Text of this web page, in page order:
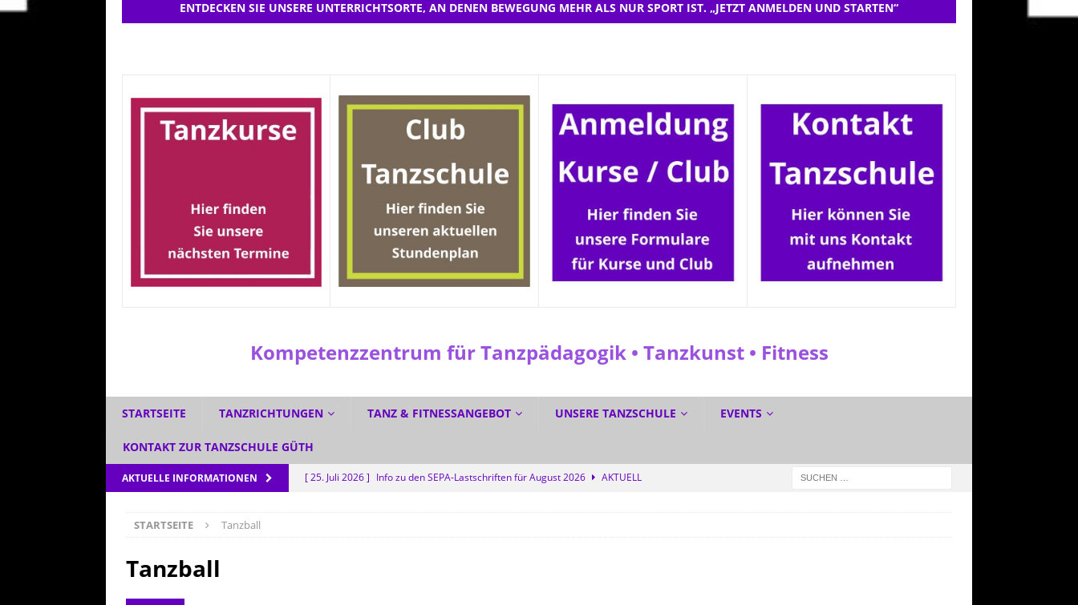
ENTDECKEN SIE UNSERE UNTERRICHTSORTE, AN DENEN BEWEGUNG MEHR ALS NUR SPORT IST. „JETZT ANMELDEN UND STARTEN“
Kompetenzzentrum für Tanzpädagogik • Tanzkunst • Fitness
STARTSEITE TANZRICHTUNGEN TANZ & FITNESSANGEBOT UNSERE TANZSCHULE EVENTS
KONTAKT ZUR TANZSCHULE GÜTH
AKTUELLE INFORMATIONEN [ 25. Juli 2026 ] Info zu den SEPA-Lastschriften für August 2026
AKTUELL
STARTSEITE Tanzball
Tanzball